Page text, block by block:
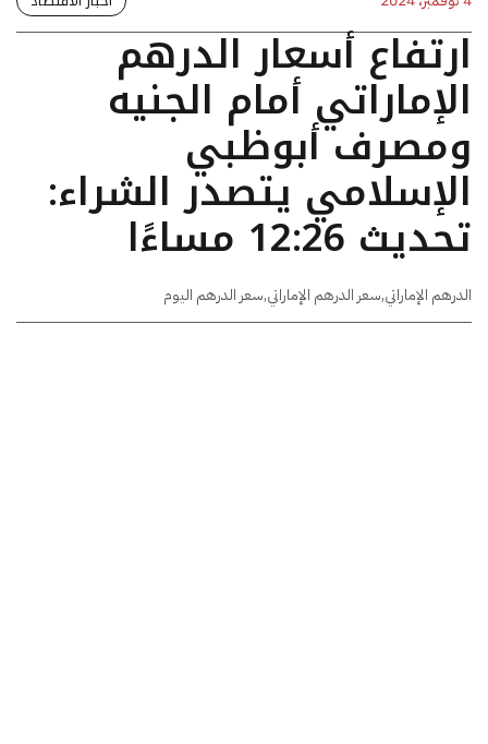
ارتفاع أسعار الدرهم
الإماراتي أمام الجنيه
ومصرف أبوظبي
الإسلامي يتصدر الشراء:
تحديث 12:26 مساءًا
الدرهم الإماراتي,سعر الدرهم الإماراتي,سعر الدرهم اليوم